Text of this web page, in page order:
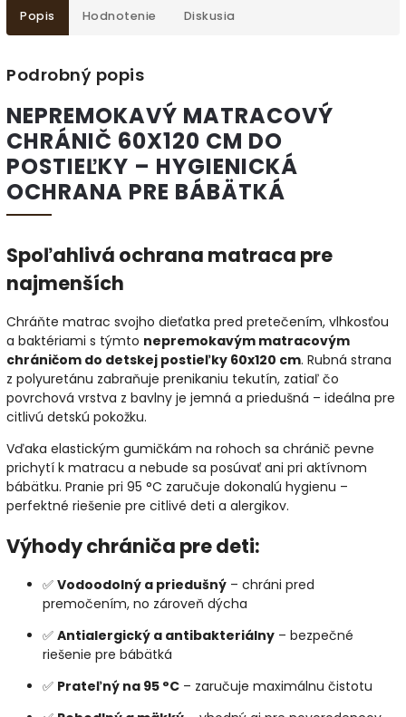
Popis Hodnotenie Diskusia
Podrobný popis
NEPREMOKAVÝ MATRACOVÝ
CHRÁNIČ 60X120 CM DO
POSTIEĽKY – HYGIENICKÁ
OCHRANA PRE BÁBÄTKÁ
Spoľahlivá ochrana matraca pre
najmenších
Chráňte matrac svojho dieťatka pred pretečením, vlhkosťou
a baktériami s týmto nepremokavým matracovým
chráničom do detskej postieľky 60x120 cm. Rubná strana
z polyuretánu zabraňuje prenikaniu tekutín, zatiaľ čo
povrchová vrstva z bavlny je jemná a priedušná – ideálna pre
citlivú detskú pokožku.
Vďaka elastickým gumičkám na rohoch sa chránič pevne
prichytí k matracu a nebude sa posúvať ani pri aktívnom
bábätku. Pranie pri 95 °C zaručuje dokonalú hygienu –
perfektné riešenie pre citlivé deti a alergikov.
Výhody chrániča pre deti:
✅ Vodoodolný a priedušný – chráni pred
premočením, no zároveň dýcha
✅ Antialergický a antibakteriálny – bezpečné
riešenie pre bábätká
✅ Prateľný na 95 °C – zaručuje maximálnu čistotu